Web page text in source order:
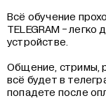
Всё обучение
TELEGRAM -
устройстве.
Общение, стримы,
всё будет в
попадете после